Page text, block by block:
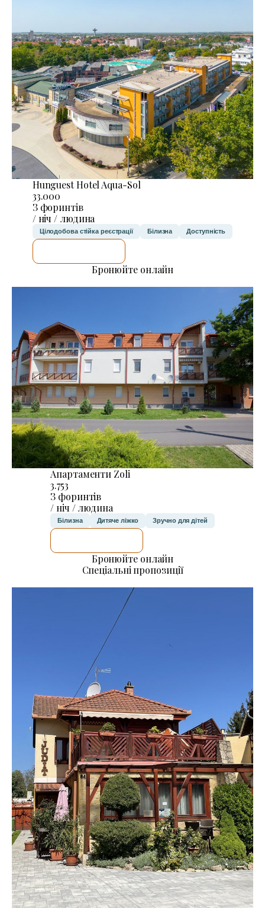
Hunguest Hotel Aqua-Sol
33.000
З форинтів
/ ніч / людина
Цілодобова стійка реєстрації Білизна Доступність
Бронюйте онлайн
Апартаменти Zoli
3.753
З форинтів
/ ніч / людина
Білизна Дитяче ліжко Зручно для дітей
Бронюйте онлайн
Спеціальні пропозиції